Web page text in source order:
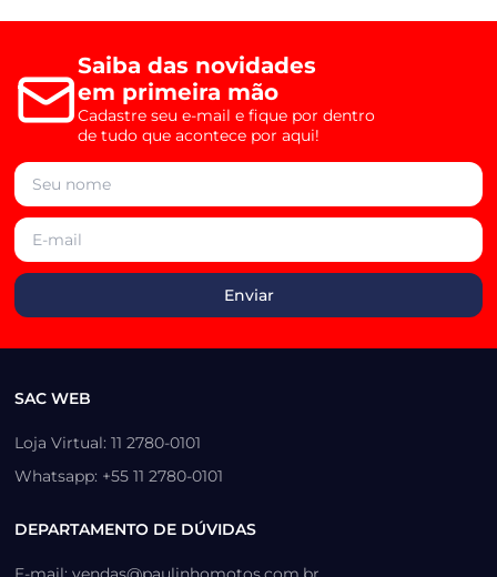
Saiba das novidades
em primeira mão
Cadastre seu e-mail e fique por dentro
de tudo que acontece por aqui!
SAC WEB
Loja Virtual: 11 2780-0101
Whatsapp: +55 11 2780-0101
DEPARTAMENTO DE DÚVIDAS